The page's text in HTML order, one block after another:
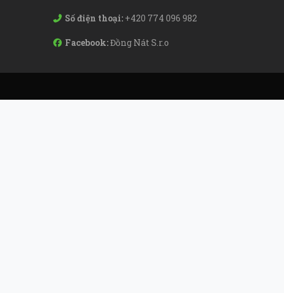
Số điện thoại: +420 774 096 982
Facebook:Đồng Nát S.r.o